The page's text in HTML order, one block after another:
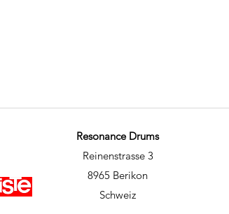
Resonance Drums
Reinenstrasse 3
8965 Berikon
Schweiz